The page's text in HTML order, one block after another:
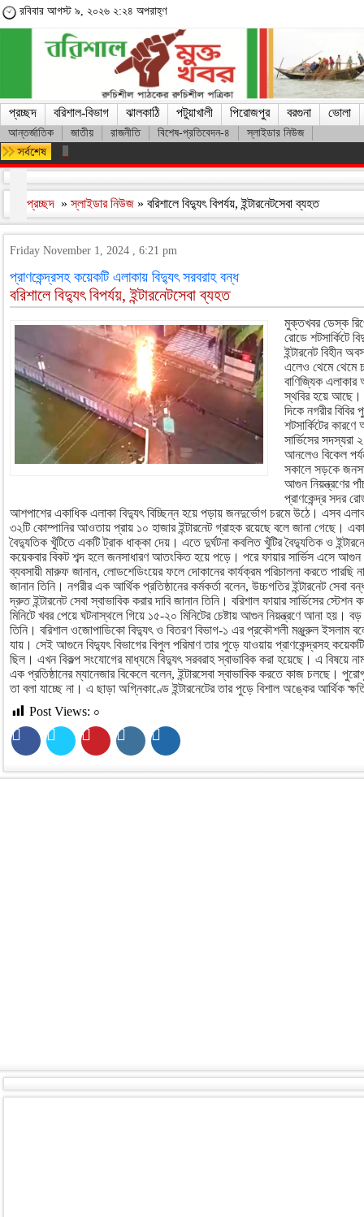
রবিবার আগস্ট ৯, ২০২৬ ২:২৪ অপরাহ্ণ
প্রচ্ছদ বরিশাল-বিভাগ ঝালকাঠি পটুয়াখালী পিরোজপুর বরগুনা ভোলা
আন্তর্জাতিক জাতীয় রাজনীতি বিশেষ-প্রতিবেদন-৪ স্লাইডার নিউজ
মারা গেলেন লিওনেল মেসির বাবা হোর্হে মেসি
প্রচ্ছদ »স্লাইডার নিউজ » বরিশালে বিদ্যুৎ বিপর্যয়, ইন্টারনেটসেবা ব্যহত
Friday November 1, 2024 , 6:21 pm
প্রাণকেন্দ্রসহ কয়েকটি এলাকায় বিদ্যুৎ সরবরাহ বন্ধ
বরিশালে বিদ্যুৎ বিপর্যয়, ইন্টারনেটসেবা ব্যহত
মুক্তখবর ডেস্ক
রোডে শটসার্কিটে
ইন্টারনেট বিহীন
এলেও থেমে থেমে
বাণিজ্যিক এলাকার
স্থবির হয়ে আছে।
দিকে নগরীর
শটসার্কিটের
সার্ভিসের সদস্যরা
আনলেও বিকেল
সকালে সড়কে
আগুন নিয়ন্ত্রণের
প্রাণকেন্দ্র সদর
আশপাশের একাধিক এলাকা বিদ্যুৎ বিচ্ছিন্ন হয়ে পড়ায় জনদুর্ভোগ চরমে উঠে। এসব
৩২টি কোম্পানির আওতায় প্রায় ১০ হাজার ইন্টারনেট গ্রাহক রয়েছে বলে জানা গেছে।
বৈদ্যুতিক খুঁটিতে একটি ট্রাক ধাক্কা দেয়। এতে দুর্ঘটনা কবলিত খুঁটির বৈদ্যুতিক ও
কয়েকবার বিকট শব্দ হলে জনসাধারণ আতংকিত হয়ে পড়ে। পরে ফায়ার সার্ভিস এসে আগুন
ব্যবসায়ী মারুফ জানান, লোডশেডিংয়ের ফলে দোকানের কার্যক্রম পরিচালনা করতে পারছি
জানান তিনি। নগরীর এক আর্থিক প্রতিষ্ঠানের কর্মকর্তা বলেন, উচ্চগতির ইন্টারনেট সেবা
দ্রুত ইন্টারনেট সেবা স্বাভাবিক করার দাবি জানান তিনি। বরিশাল ফায়ার সার্ভিসের
মিনিটে খবর পেয়ে ঘটনাস্থলে গিয়ে ১৫-২০ মিনিটের চেষ্টায় আগুন নিয়ন্ত্রণে আনা হয়।
তিনি। বরিশাল ওজোপাডিকো বিদ্যুৎ ও বিতরণ বিভাগ-১ এর প্রকৌশলী মঞ্জুরুল ইসলাম
যায়। সেই আগুনে বিদ্যুৎ বিভাগের বিপুল পরিমাণ তার পুড়ে যাওয়ায় প্রাণকেন্দ্রসহ
ছিল। এখন বিকল্প সংযোগের মাধ্যমে বিদ্যুৎ সরবরাহ স্বাভাবিক করা হয়েছে। এ বিষয়ে
এক প্রতিষ্ঠানের ম্যানেজার বিকেলে বলেন, ইন্টারসেবা স্বাভাবিক করতে কাজ চলছে।
তা বলা যাচ্ছে না। এ ছাড়া অগ্নিকাণ্ডে ইন্টারনেটের তার পুড়ে বিশাল অঙ্কের আর্থিক
Post Views: ০